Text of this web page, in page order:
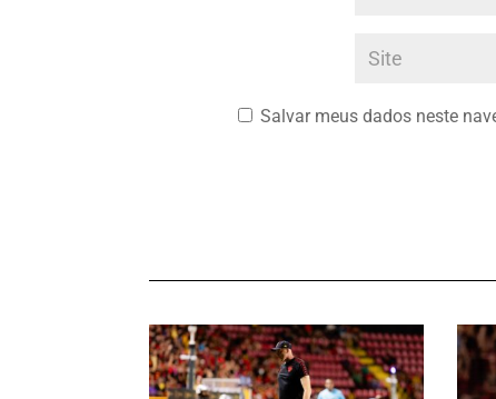
Salvar meus dados neste